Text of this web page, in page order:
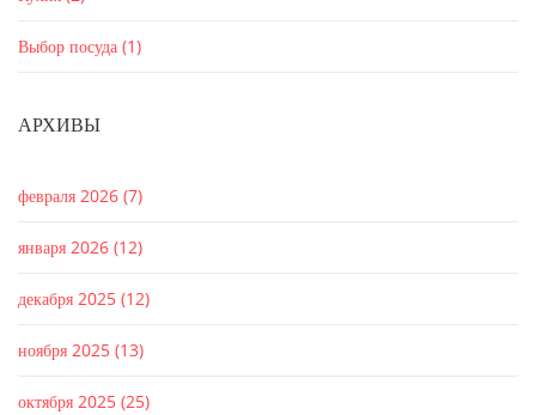
Выбор посуда (1)
АРХИВЫ
февраля 2026 (7)
января 2026 (12)
декабря 2025 (12)
ноября 2025 (13)
октября 2025 (25)